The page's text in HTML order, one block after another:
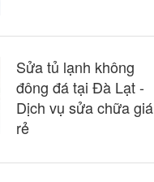
Sửa tủ lạnh không
đông đá tại Đà Lạt -
Dịch vụ sửa chữa giá
rẻ